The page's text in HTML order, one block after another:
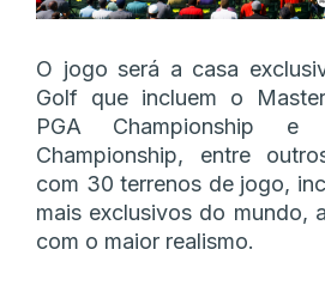
O jogo será a casa
Golf que incluem o
PGA Championship
Championship, entre
com 30 terrenos de jogo,
mais exclusivos do mundo,
com o maior realismo.